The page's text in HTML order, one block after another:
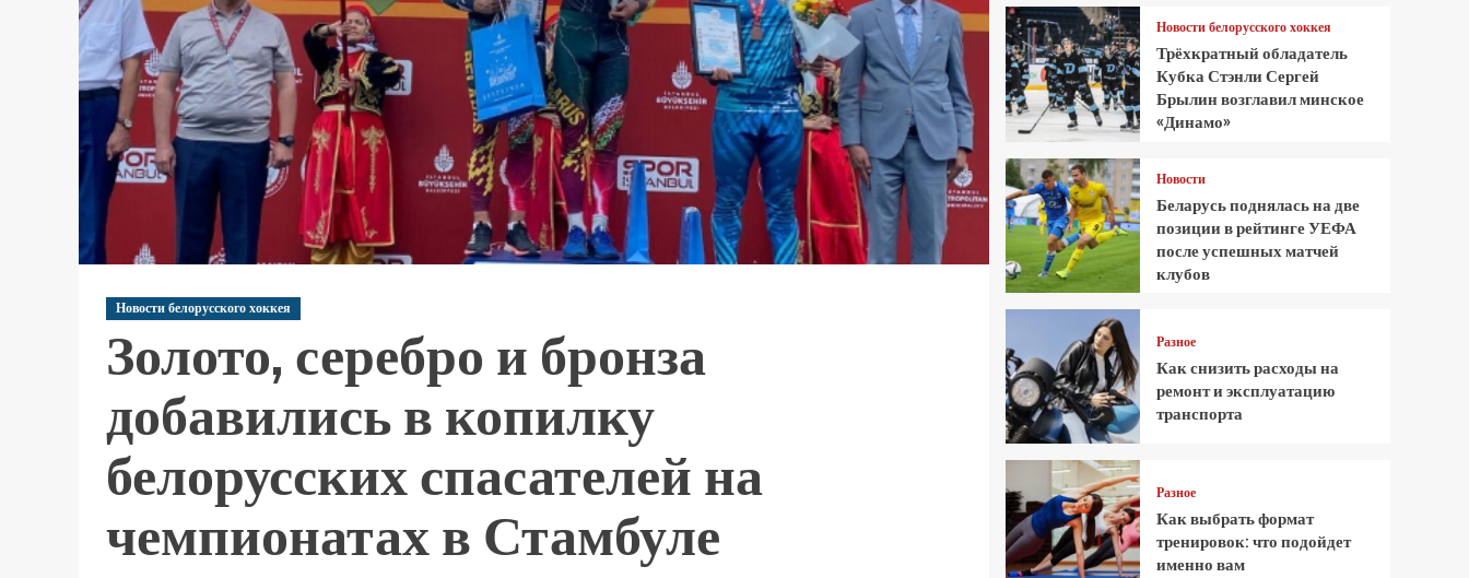
Новости белорусского хоккея
Золото, серебро и бронза
добавились в копилку
белорусских спасателей на
чемпионатах в Стамбуле
Новости белорусского хоккея
Трёхкратный обладатель
Кубка Стэнли Сергей
Брылин возглавил минское
«Динамо»
Новости
Беларусь поднялась на две
позиции в рейтинге УЕФА
после успешных матчей
клубов
Разное
Как снизить расходы на
ремонт и эксплуатацию
транспорта
Разное
Как выбрать формат
тренировок: что подойдет
именно вам